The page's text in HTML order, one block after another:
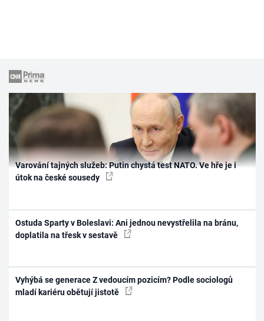
Varování tajných služeb: Putin chystá test NATO. Ve hře je i
útok na české sousedy
Ostuda Sparty v Boleslavi: Ani jednou nevystřelila na bránu,
doplatila na třesk v sestavě
Vyhýbá se generace Z vedoucím pozicím? Podle sociologů
mladí kariéru obětují jistotě